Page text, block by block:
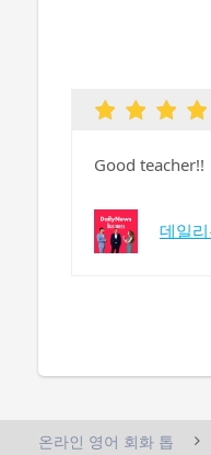
Good teacher!!
데일
온라인 영어 회화 톱